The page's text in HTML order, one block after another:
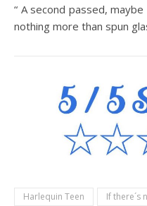
“ A second passed,
nothing more than spun
Harlequin Teen
If there´s